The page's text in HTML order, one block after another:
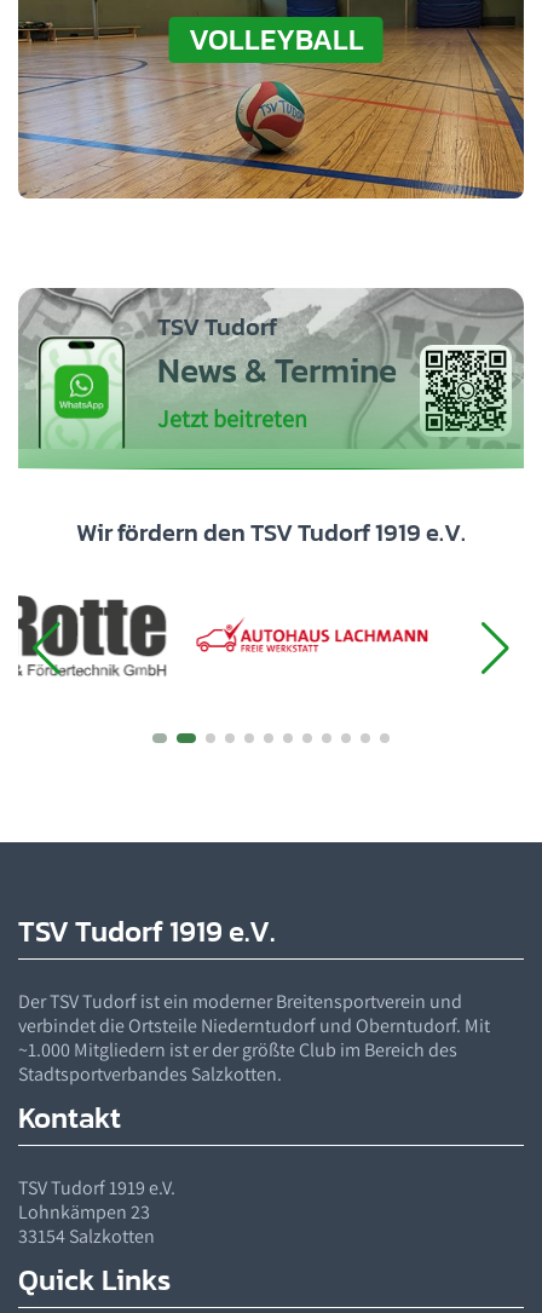
VOLLEYBALL
TSV Tudorf
News & Termine
Jetzt beitreten
Wir fördern den TSV Tudorf 1919 e.V.
TSV Tudorf 1919 e.V.
DerTSVTudorf ist ein moderner Breitensportverein und
verbindet die Ortsteile Niederntudorf und Oberntudorf. Mit
~1.000 Mitgliedern ist er der größte Club im Bereich des
Stadtsportverbandes Salzkotten.
Kontakt
TSVTudorf 1919 e.V.
Lohnkämpen 23
33154 Salzkotten
Quick Links